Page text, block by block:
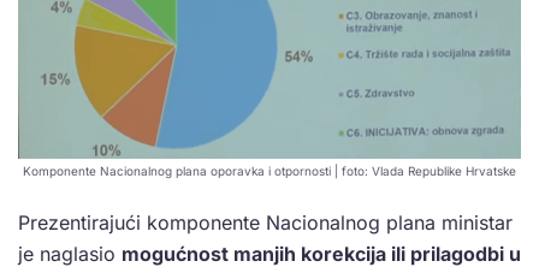
Komponente Nacionalnog plana oporavka i otpornosti | foto: Vlada Republike Hrvatske
Prezentirajući komponente Nacionalnog plana ministar
je naglasio mogućnost manjih korekcija ili prilagodbi u